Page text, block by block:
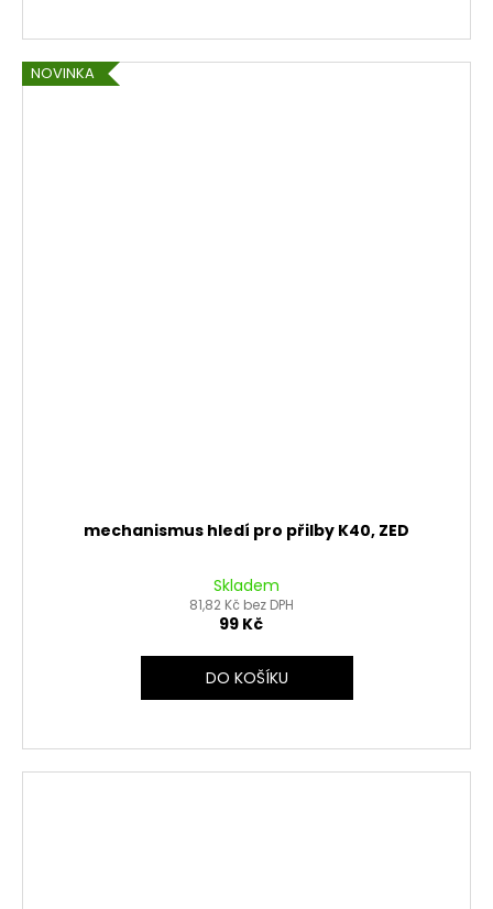
NOVINKA
mechanismus hledí pro přilby K40, ZED
Skladem
81,82 Kč bez DPH
99 Kč
DO KOŠÍKU